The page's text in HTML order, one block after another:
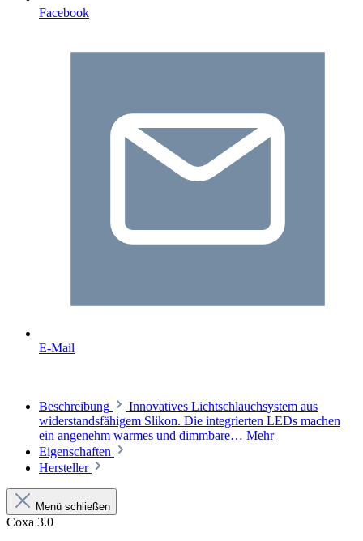
Facebook
E-Mail
Beschreibung
Innovatives Lichtschlauchsystem aus
widerstandsfähigem Slikon. Die integrierten LEDs machen
ein angenehm warmes und dimmbare… Mehr
Eigenschaften
Hersteller
Menü schließen
Coxa 3.0